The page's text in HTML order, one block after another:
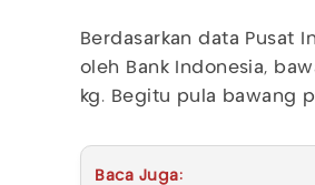
Berdasarkan data Pusat
oleh Bank Indonesia,
kg. Begitu pula bawang
Baca Juga: